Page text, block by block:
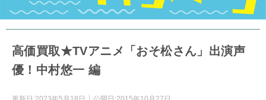
高価買取★TVアニメ「おそ松さん」出演声
優！中村悠一 編